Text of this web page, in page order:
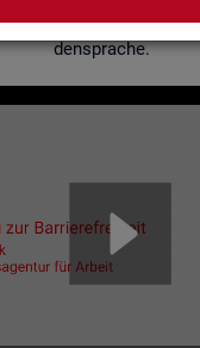
Er­klä­rung zur
den­spra­che.